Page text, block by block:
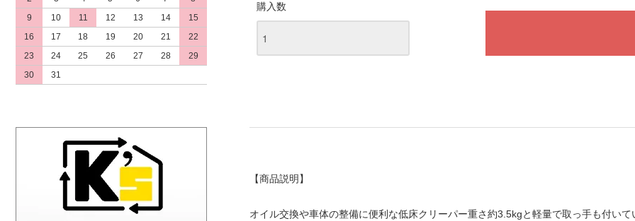
9
10 11 12 13 14
15
16
17 18 19 20 21
22
23
24 25 26 27 28
29
30
31
購入数
【商品説明】
オイル交換や車体の整備に便利な低床クリーパー重さ約3.5kgと軽量で取っ手も付いて